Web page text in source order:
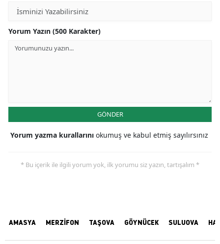
Yorum Yazın (500 Karakter)
GÖNDER
Yorum yazma kurallarını okumuş ve kabul etmiş sayılırsınız
* Bu içerik ile ilgili yorum yok, ilk yorumu siz yazın, tartışalım *
AMASYA MERZİFON TAŞOVA GÖYNÜCEK SULUOVA